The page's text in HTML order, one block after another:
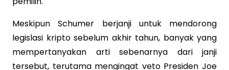
Meskipun Schumer berjanji untuk mendorong
legislasi kripto sebelum akhir tahun, banyak yang
mempertanyakan arti sebenarnya dari janji
tersebut, terutama mengingat veto Presiden Joe